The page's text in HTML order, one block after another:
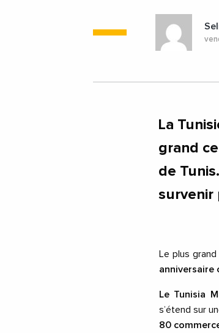
La
grand
de
survenir
Le plus
anniversaire
Le Tunisia
s’étend sur
80